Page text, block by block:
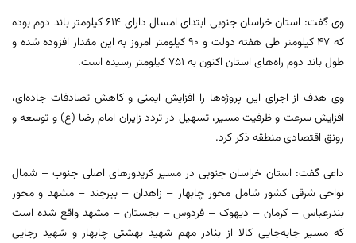
وی گفت: استان خراسان جنوبی ابتدای امسال دارای ۶۱۴ کیلومتر باند دوم بوده
که ۴۷ کیلومتر طی هفته دولت و ۹۰ کیلومتر امروز به این مقدار افزوده شده و
طول باند دوم راه‌های استان اکنون به ۷۵۱ کیلومتر رسیده است.
وی هدف از اجرای این پروژه‌ها را افزایش ایمنی و کاهش تصادفات جاده‌ای،
افزایش سرعت و ظرفیت مسیر، تسهیل در تردد زایران امام رضا (ع) و توسعه و
رونق اقتصادی منطقه ذکر کرد.
داعی گفت: استان خراسان جنوبی در مسیر کریدورهای اصلی جنوب – شمال
نواحی شرقی کشور شامل محور چابهار – زاهدان – بیرجند – مشهد و محور
بندرعباس – کرمان – دیهوک – فردوس – بجستان – مشهد واقع شده است
که مسیر جابه‌جایی کالا از بنادر مهم شهید بهشتی چابهار و شهید رجایی